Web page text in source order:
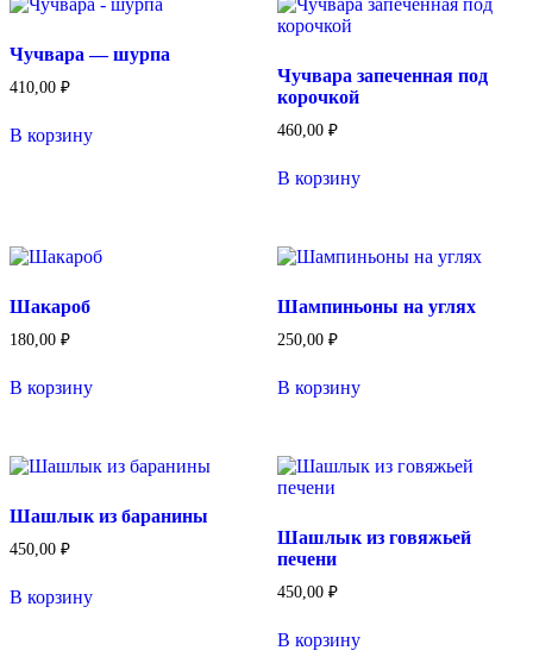
Чучвара — шурпа
410,00 ₽
В корзину
Чучвара запеченная под
корочкой
460,00 ₽
В корзину
Шакароб
180,00 ₽
В корзину
Шампиньоны на углях
250,00 ₽
В корзину
Шашлык из баранины
450,00 ₽
В корзину
Шашлык из говяжьей
печени
450,00 ₽
В корзину